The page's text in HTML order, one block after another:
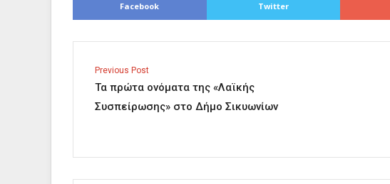
Facebook Twitter
Previous Post
Τα πρώτα ονόματα της «Λαϊκής
Συσπείρωσης» στο Δήμο Σικυωνίων